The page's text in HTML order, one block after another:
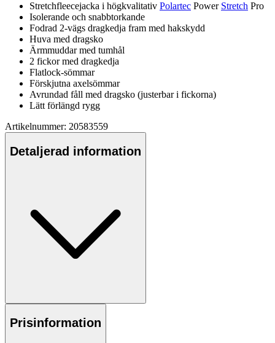
Stretchfleecejacka i högkvalitativ Polartec Power Stretch Pro
Isolerande och snabbtorkande
Fodrad 2-vägs dragkedja fram med hakskydd
Huva med dragsko
Ärmmuddar med tumhål
2 fickor med dragkedja
Flatlock-sömmar
Förskjutna axelsömmar
Avrundad fåll med dragsko (justerbar i fickorna)
Lätt förlängd rygg
Artikelnummer: 20583559
Detaljerad information
Prisinformation